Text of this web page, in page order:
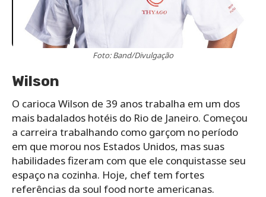
Foto: Band/Divulgação
Wilson
O carioca Wilson de 39 anos trabalha em um dos
mais badalados hotéis do Rio de Janeiro. Começou
a carreira trabalhando como garçom no período
em que morou nos Estados Unidos, mas suas
habilidades fizeram com que ele conquistasse seu
espaço na cozinha. Hoje, chef tem fortes
referências da soul food norte americanas.